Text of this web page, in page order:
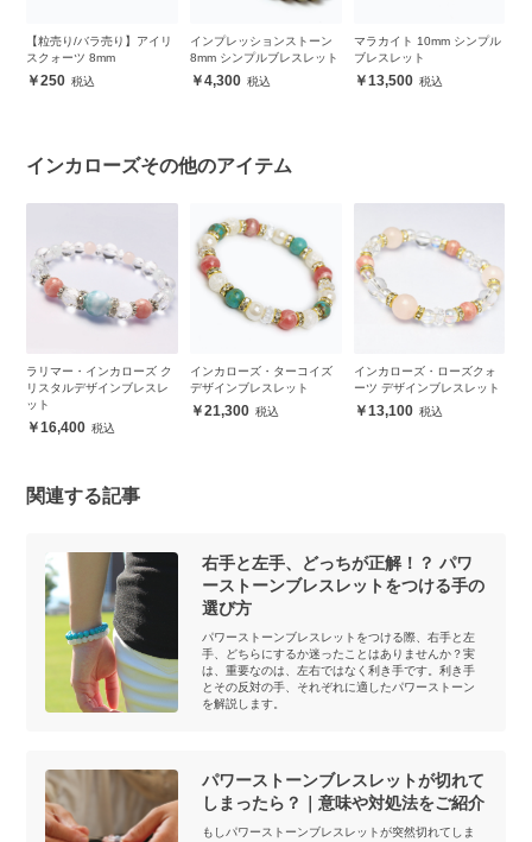
【粒売り/バラ売り】アイリ
スクォーツ 8mm
250
インプレッションストーン
8mm シンプルブレスレット
4,300
マラカイト 10mm シンプル
ブレスレット
13,500
インカローズその他のアイテム
ラリマー・インカローズ ク
リスタルデザインブレスレ
ット
16,400
インカローズ・ターコイズ
デザインブレスレット
21,300
インカローズ・ローズクォ
ーツ デザインブレスレット
13,100
関連する記事
右手と左手、どっちが正解！？ パワ
ーストーンブレスレットをつける手の
選び方
パワーストーンブレスレットをつける際、右手と左
手、どちらにするか迷ったことはありませんか？実
は、重要なのは、左右ではなく利き手です。利き手
とその反対の手、それぞれに適したパワーストーン
を解説します。
パワーストーンブレスレットが切れて
しまったら？｜意味や対処法をご紹介
もしパワーストーンブレスレットが突然切れてしま